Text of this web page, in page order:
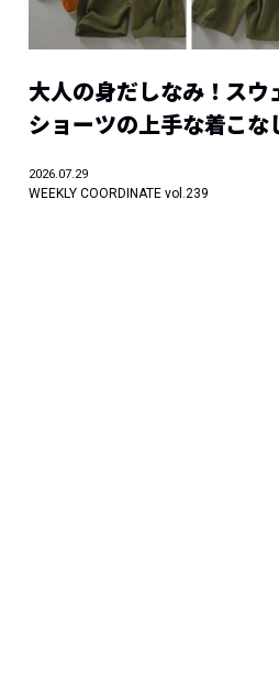
大人の身だしなみ！スウ
ショーツの上手な着こな
2026.07.29
WEEKLY COORDINATE vol.239